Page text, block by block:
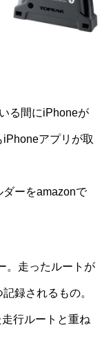
る間にiPhoneが
アプリが取
ーをamazonで
。走ったルートが
録されるもの。
行ルートと重ね